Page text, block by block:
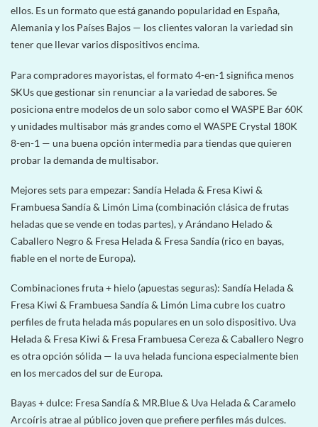
ellos. Es un formato que está ganando popularidad en España,
Alemania y los Países Bajos — los clientes valoran la variedad sin
tener que llevar varios dispositivos encima.
Para compradores mayoristas, el formato 4-en-1 significa menos
SKUs que gestionar sin renunciar a la variedad de sabores. Se
posiciona entre modelos de un solo sabor como el WASPE Bar 60K
y unidades multisabor más grandes como el WASPE Crystal 180K
8-en-1 — una buena opción intermedia para tiendas que quieren
probar la demanda de multisabor.
Mejores sets para empezar: Sandía Helada & Fresa Kiwi &
Frambuesa Sandía & Limón Lima (combinación clásica de frutas
heladas que se vende en todas partes), y Arándano Helado &
Caballero Negro & Fresa Helada & Fresa Sandía (rico en bayas,
fiable en el norte de Europa).
Combinaciones fruta + hielo (apuestas seguras): Sandía Helada &
Fresa Kiwi & Frambuesa Sandía & Limón Lima cubre los cuatro
perfiles de fruta helada más populares en un solo dispositivo. Uva
Helada & Fresa Kiwi & Fresa Frambuesa Cereza & Caballero Negro
es otra opción sólida — la uva helada funciona especialmente bien
en los mercados del sur de Europa.
Bayas + dulce: Fresa Sandía & MR.Blue & Uva Helada & Caramelo
Arcoíris atrae al público joven que prefiere perfiles más dulces.